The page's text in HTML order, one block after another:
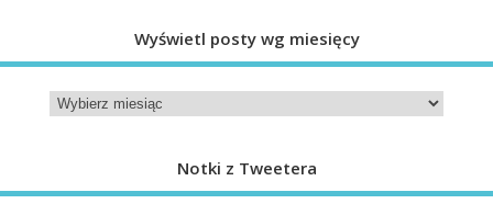
Wyświetl posty wg miesięcy
Notki z Tweetera